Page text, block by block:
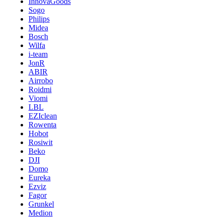
Sogo
Philips
Midea
Bosch
Wilfa
i-team
JonR
ABIR
Airrobo
Roidmi
Viomi
LBL
EZIclean
Rowenta
Hobot
Rosiwit
Beko
DJI
Domo
Eureka
Ezviz
Fagor
Grunkel
Medion